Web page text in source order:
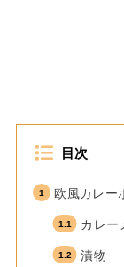
目次
欧風カレー
カレー
漬物